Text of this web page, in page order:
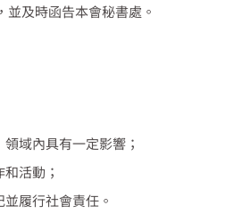
並及時函告本會秘書處。
域內具有一定影響；
活動；
履行社會責任。